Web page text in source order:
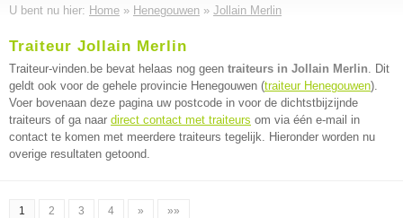
U bent nu hier: Home » Henegouwen » Jollain Merlin
Traiteur Jollain Merlin
Traiteur-vinden.be bevat helaas nog geen traiteurs in Jollain Merlin. Dit
geldt ook voor de gehele provincie Henegouwen (traiteur Henegouwen).
Voer bovenaan deze pagina uw postcode in voor de dichtstbijzijnde
traiteurs of ga naar direct contact met traiteurs om via één e-mail in
contact te komen met meerdere traiteurs tegelijk. Hieronder worden nu
overige resultaten getoond.
1 2 3 4 » »»